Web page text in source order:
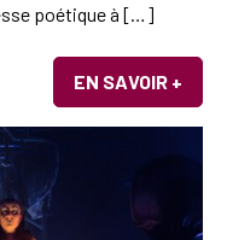
poétique à […]
EN SAVOIR +